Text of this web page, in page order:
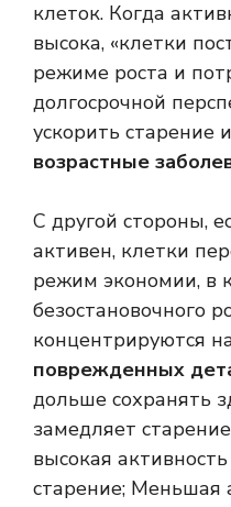
клеток. Когда
высока, «клетки
режиме роста и
долгосрочной
ускорить старение
возрастные
С другой стороны,
активен, клетки
режим экономии, в
безостановочного
концентрируются
поврежденных
дольше сохранять
замедляет
высокая
старение; Меньшая